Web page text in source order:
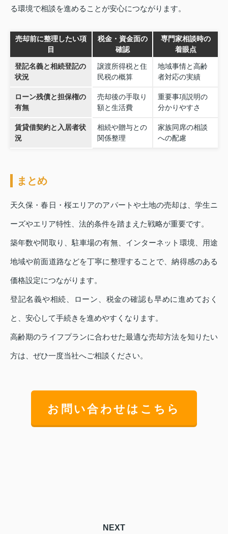
る環境で相談を進めることが安心につながります。
売却前に整理したい項
目
税金・資金面の
確認
専門家相談時の
着眼点
登記名義と相続登記の
状況
譲渡所得税と住
民税の概算
地域事情と高齢
者対応の実績
ローン残債と担保権の
有無
売却後の手取り
額と生活費
重要事項説明の
分かりやすさ
賃貸借契約と入居者状
況
相続や贈与との
関係整理
家族同席の相談
への配慮
まとめ
天久保・春日・桜エリアのアパートや土地の売却は、学生ニ
ーズやエリア特性、法的条件を踏まえた戦略が重要です。
築年数や間取り、駐車場の有無、インターネット環境、用途
地域や前面道路などを丁寧に整理することで、納得感のある
価格設定につながります。
登記名義や相続、ローン、税金の確認も早めに進めておく
と、安心して手続きを進めやすくなります。
高齢期のライフプランに合わせた最適な売却方法を知りたい
方は、ぜひ一度当社へご相談ください。
お問い合わせはこちら
NEXT